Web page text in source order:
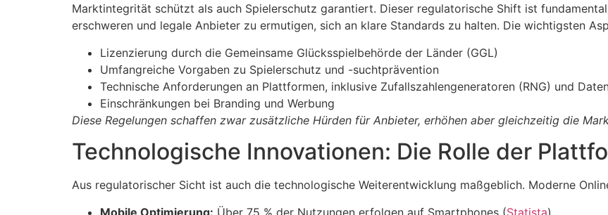
Marktintegrität schützt als auch Spielerschutz garantiert. Dieser regulatorische Shift ist
erschweren und legale Anbieter zu ermutigen, sich an klare Standards zu halten. Die wichtigsten
Lizenzierung durch die Gemeinsame Glücksspielbehörde der Länder (GGL)
Umfangreiche Vorgaben zu Spielerschutz und -suchtprävention
Technische Anforderungen an Plattformen, inklusive Zufallszahlengeneratoren (RNG) und
Einschränkungen bei Branding und Werbung
Diese Regelungen schaffen zwar zusätzliche Hürden für Anbieter, erhöhen aber gleichzeitig die
Technologische Innovationen: Die Rolle der
Aus regulatorischer Sicht ist auch die technologische Weiterentwicklung maßgeblich. Moderne
Mobile Optimierung: Über 75 % der Nutzungen erfolgen auf Smartphones (Statista)